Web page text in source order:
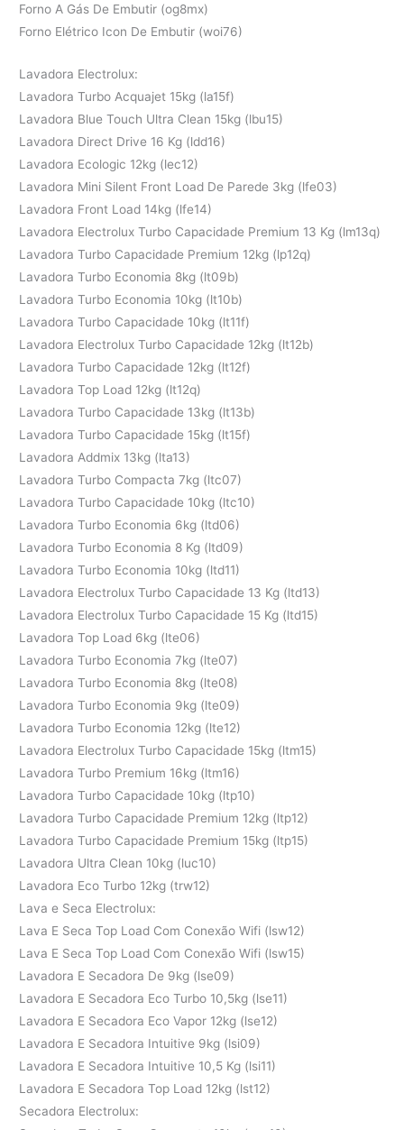
Forno A Gás De Embutir (og8mx)
Forno Elétrico Icon De Embutir (woi76)
Lavadora Electrolux:
Lavadora Turbo Acquajet 15kg (la15f)
Lavadora Blue Touch Ultra Clean 15kg (lbu15)
Lavadora Direct Drive 16 Kg (ldd16)
Lavadora Ecologic 12kg (lec12)
Lavadora Mini Silent Front Load De Parede 3kg (lfe03)
Lavadora Front Load 14kg (lfe14)
Lavadora Electrolux Turbo Capacidade Premium 13 Kg (lm13q)
Lavadora Turbo Capacidade Premium 12kg (lp12q)
Lavadora Turbo Economia 8kg (lt09b)
Lavadora Turbo Economia 10kg (lt10b)
Lavadora Turbo Capacidade 10kg (lt11f)
Lavadora Electrolux Turbo Capacidade 12kg (lt12b)
Lavadora Turbo Capacidade 12kg (lt12f)
Lavadora Top Load 12kg (lt12q)
Lavadora Turbo Capacidade 13kg (lt13b)
Lavadora Turbo Capacidade 15kg (lt15f)
Lavadora Addmix 13kg (lta13)
Lavadora Turbo Compacta 7kg (ltc07)
Lavadora Turbo Capacidade 10kg (ltc10)
Lavadora Turbo Economia 6kg (ltd06)
Lavadora Turbo Economia 8 Kg (ltd09)
Lavadora Turbo Economia 10kg (ltd11)
Lavadora Electrolux Turbo Capacidade 13 Kg (ltd13)
Lavadora Electrolux Turbo Capacidade 15 Kg (ltd15)
Lavadora Top Load 6kg (lte06)
Lavadora Turbo Economia 7kg (lte07)
Lavadora Turbo Economia 8kg (lte08)
Lavadora Turbo Economia 9kg (lte09)
Lavadora Turbo Economia 12kg (lte12)
Lavadora Electrolux Turbo Capacidade 15kg (ltm15)
Lavadora Turbo Premium 16kg (ltm16)
Lavadora Turbo Capacidade 10kg (ltp10)
Lavadora Turbo Capacidade Premium 12kg (ltp12)
Lavadora Turbo Capacidade Premium 15kg (ltp15)
Lavadora Ultra Clean 10kg (luc10)
Lavadora Eco Turbo 12kg (trw12)
Lava e Seca Electrolux:
Lava E Seca Top Load Com Conexão Wifi (lsw12)
Lava E Seca Top Load Com Conexão Wifi (lsw15)
Lavadora E Secadora De 9kg (lse09)
Lavadora E Secadora Eco Turbo 10,5kg (lse11)
Lavadora E Secadora Eco Vapor 12kg (lse12)
Lavadora E Secadora Intuitive 9kg (lsi09)
Lavadora E Secadora Intuitive 10,5 Kg (lsi11)
Lavadora E Secadora Top Load 12kg (lst12)
Secadora Electrolux: